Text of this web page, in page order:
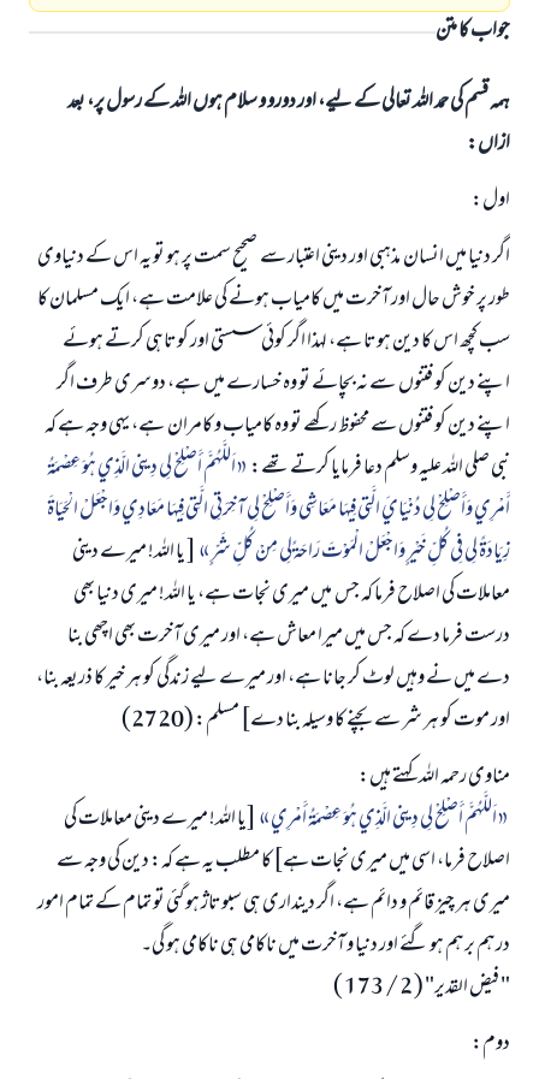
جواب کا متن
ہمہ قسم کی حمد اللہ تعالی کے لیے، اور دورو و سلام ہوں اللہ کے رسول پر، بعد
ازاں:
اول:
اگر دنیا میں انسان مذہبی اور دینی اعتبار سے صحیح سمت پر ہو تو یہ اس کے دنیاوی
طور پر خوش حال اور آخرت میں کامیاب ہونے کی علامت ہے، ایک مسلمان کا
سب کچھ اس کا دین ہوتا ہے، لہذا اگر کوئی سستی اور کوتاہی کرتے ہوئے
اپنے دین کو فتنوں سے نہ بچائے تو وہ خسارے میں ہے، دوسری طرف اگر
اپنے دین کو فتنوں سے محفوظ رکھے تو وہ کامیاب و کامران ہے، یہی وجہ ہے کہ
نبی صلی اللہ علیہ وسلم دعا فرمایا کرتے تھے: اَللَّهُمَّ أَصْلِحْ لِي دِينِي الَّذِي هُوَ عِصْمَةُ
أَمْرِي وَأَصْلِحْ لِي دُنْيَايَ الَّتِي فِيهَا مَعَاشِي وَأَصْلِحْ لِي آخِرَتِي الَّتِي فِيهَا مَعَادِي وَاجْعَلْ الْحَيَاةَ
زِيَادَةً لِي فِي كُلِّ خَيْرٍ وَاجْعَلْ الْمَوْتَ رَاحَةً لِي مِنْ كُلِّ شَرٍّ [ یا اللہ! میرے دینی
معاملات کی اصلاح فرما کہ جس میں میری نجات ہے، یا اللہ! میری دنیا بھی
درست فرما دے کہ جس میں میرا معاش ہے، اور میری آخرت بھی اچھی بنا
دے میں نے وہیں لوٹ کر جانا ہے، اور میرے لیے زندگی کو ہر خیر کا ذریعہ بنا،
اور موت کو ہر شر سے بچنے کا وسیلہ بنا دے] مسلم: (2720)
مناوی رحمہ اللہ کہتے ہیں:
اَللَّهُمَّ أَصْلِحْ لِي دِينِي الَّذِي هُوَ عِصْمَةُ أَمْرِي [یا اللہ! میرے دینی معاملات کی
اصلاح فرما، اسی میں میری نجات ہے] کا مطلب یہ ہے کہ: دین کی وجہ سے
میری ہر چیز قائم و دائم ہے، اگر دینداری ہی سبوتاژ ہو گئی تو تمام کے تمام امور
درہم برہم ہو گئے اور دنیا و آخرت میں ناکامی ہی ناکامی ہو گی۔
" فیض القدیر" ( 2 / 173 )
دوم: